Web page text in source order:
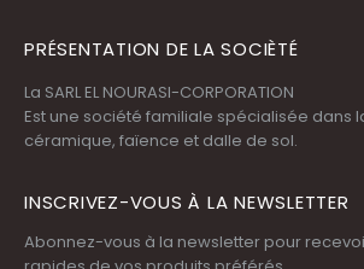
PRÉSENTATION DE LA SOCIÈTÉ
La SARL EL NOURASI-CORPORATION
Est une société familiale spécialisée dans
céramique, faïence et dalle de sol.
INSCRIVEZ-VOUS À LA NEWSLETTER
Abonnez-vous à la newsletter pour